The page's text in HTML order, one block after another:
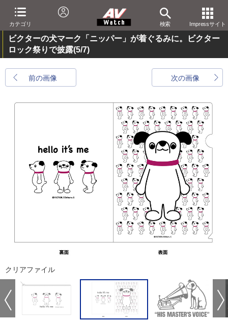
カテゴリ 検索 Impressサイト
ビクターの犬マーク「ニッパー」が着ぐるみに。ビクター
ロック祭りで披露(5/7)
前の画像 次の画像
クリアファイル